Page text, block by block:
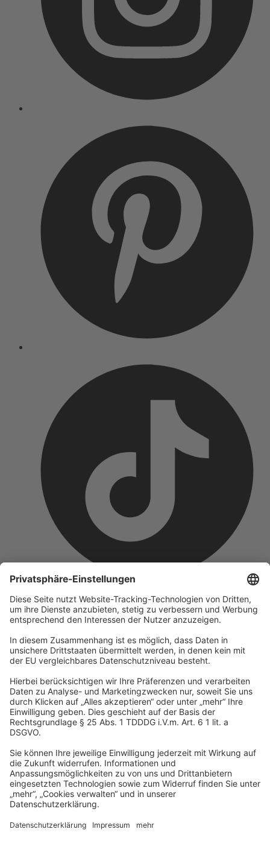
Unternehmen
Wir sind Teil der REWE Group und ihrer Touristiksparte
DERTOUR Group. Damit gehören wir zu einer der größten
touristischen Unternehmensgruppen in Europa.
© 2026A-ROSA Hotels
Presse
Datenschutz